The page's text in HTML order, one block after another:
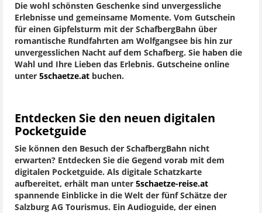
Die wohl schönsten Geschenke sind unvergessliche
Erlebnisse und gemeinsame Momente. Vom Gutschein
für einen Gipfelsturm mit der SchafbergBahn über
romantische Rundfahrten am Wolfgangsee bis hin zur
unvergesslichen Nacht auf dem Schafberg. Sie haben die
Wahl und Ihre Lieben das Erlebnis. Gutscheine online
unter 5schaetze.at buchen.
Entdecken Sie den neuen digitalen
Pocketguide
Sie können den Besuch der SchafbergBahn nicht
erwarten? Entdecken Sie die Gegend vorab mit dem
digitalen Pocketguide. Als digitale Schatzkarte
aufbereitet, erhält man unter 5schaetze-reise.at
spannende Einblicke in die Welt der fünf Schätze der
Salzburg AG Tourismus. Ein Audioguide, der einen